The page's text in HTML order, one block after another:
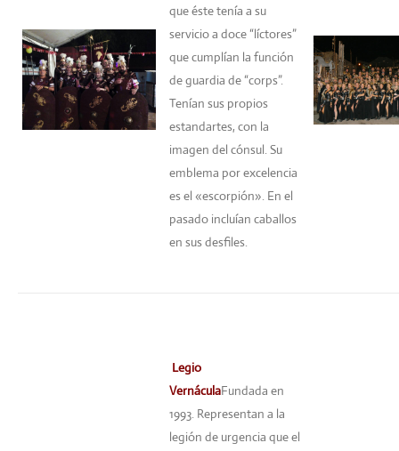
que éste tenía a su
servicio a doce “líctores”
que cumplían la función
de guardia de “corps”.
Tenían sus propios
estandartes, con la
imagen del cónsul. Su
emblema por excelencia
es el «escorpión». En el
pasado incluían caballos
en sus desfiles.
Legio
VernáculaFundada en
1993. Representan a la
legión de urgencia que el